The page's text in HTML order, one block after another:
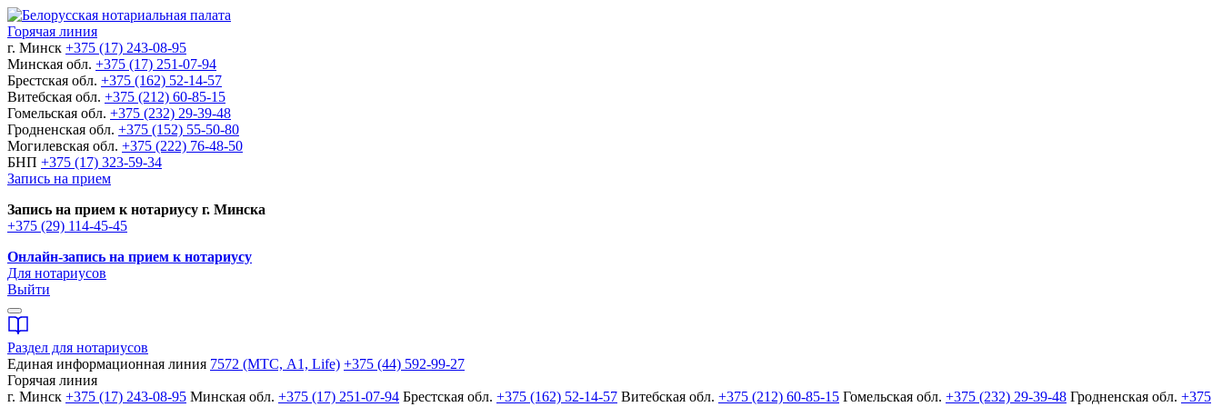
Горячая линия
г. Минск +375 (17) 243-08-95
Минская обл. +375 (17) 251-07-94
Брестская обл. +375 (162) 52-14-57
Витебская обл. +375 (212) 60-85-15
Гомельская обл. +375 (232) 29-39-48
Гродненская обл. +375 (152) 55-50-80
Могилевская обл. +375 (222) 76-48-50
БНП +375 (17) 323-59-34
Запись на прием
Запись на прием к нотариусу г. Минска
+375 (29) 114-45-45
Онлайн-запись на прием к нотариусу
Для нотариусов
Выйти
Раздел для нотариусов
Единая информационная линия 7572 (МТС, A1, Life) +375 (44) 592-99-27
Горячая линия
г. Минск +375 (17) 243-08-95 Минская обл. +375 (17) 251-07-94 Брестская обл. +375 (162) 52-14-57 Витебская обл. +375 (212) 60-85-15 Гомельская обл. +375 (232) 29-39-48 Гродненская обл. +375